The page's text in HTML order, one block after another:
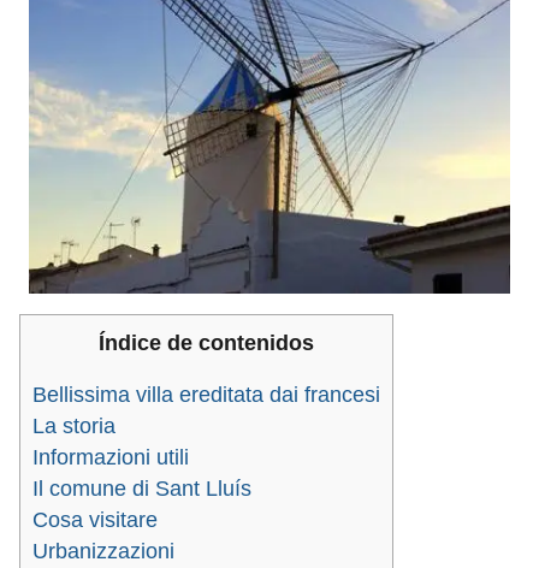
Índice de contenidos
Bellissima villa ereditata dai francesi
La storia
Informazioni utili
Il comune di Sant Lluís
Cosa visitare
Urbanizzazioni